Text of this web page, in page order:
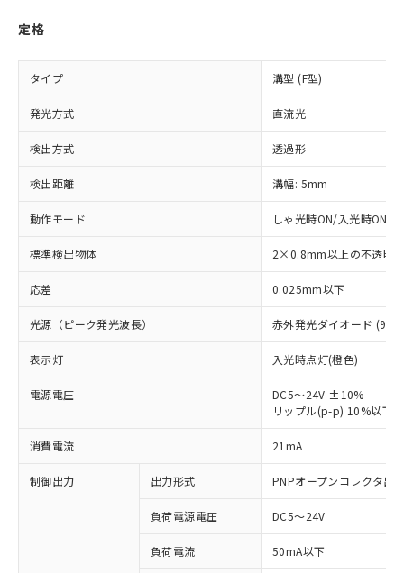
定格
タイプ 溝型 (F型)
発光方式 直流光
検出方式 透過形
検出距離 溝幅: 5mm
動作モード しゃ光時ON/入光時ON(2
標準検出物体 2×0.8mm以上の不透明
応差 0.025mm以下
光源（ピーク発光波長） 赤外発光ダイオード
表示灯 入光時点灯(橙色)
電源電圧
DC5～24V ±10%
リップル(p-p) 10%以下
消費電流 21mA
制御出力 出力形式 PNPオープンコレクタ出
負荷電源電圧 DC5～24V
負荷電流 50mA以下
ご利用条件
対応済み：EU RoHS指令（10物質）の
非含有に対応した製品が提供可能な商品で
有に対応した製品に切り替える予定のある